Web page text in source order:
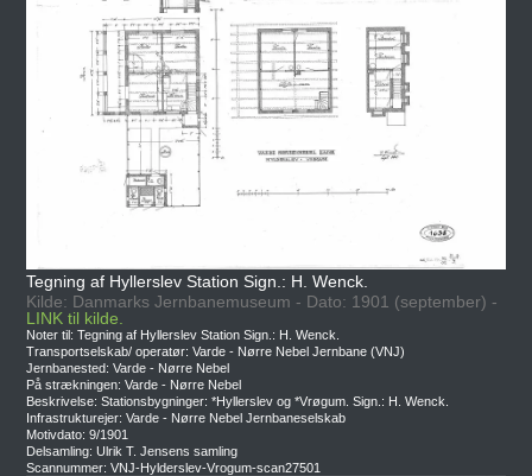
Tegning af Hyllerslev Station Sign.: H. Wenck.
Kilde: Danmarks Jernbanemuseum - Dato: 1901 (september) -
LINK til kilde.
Noter til: Tegning af Hyllerslev Station Sign.: H. Wenck.
Transportselskab/ operatør: Varde - Nørre Nebel Jernbane (VNJ)
Jernbanested: Varde - Nørre Nebel
På strækningen: Varde - Nørre Nebel
Beskrivelse: Stationsbygninger: *Hyllerslev og *Vrøgum. Sign.: H. Wenck.
Infrastrukturejer: Varde - Nørre Nebel Jernbaneselskab
Motivdato: 9/1901
Delsamling: Ulrik T. Jensens samling
Scannummer: VNJ-Hylderslev-Vrogum-scan27501